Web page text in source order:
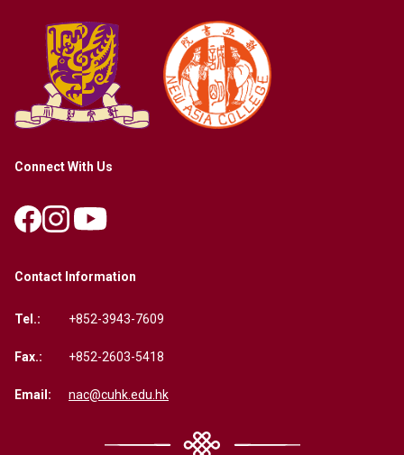
Connect With Us
Contact Information
Tel.: +852-3943-7609
Fax.: +852-2603-5418
Email: nac@cuhk.edu.hk